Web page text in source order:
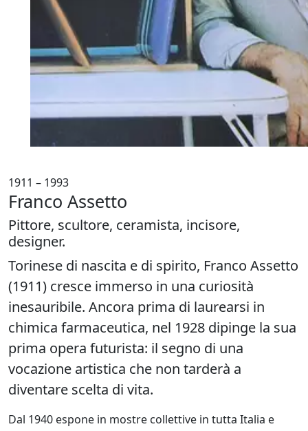
1911 – 1993
Franco Assetto
Pittore, scultore, ceramista, incisore,
designer.
Torinese di nascita e di spirito, Franco Assetto
(1911) cresce immerso in una curiosità
inesauribile. Ancora prima di laurearsi in
chimica farmaceutica, nel 1928 dipinge la sua
prima opera futurista: il segno di una
vocazione artistica che non tarderà a
diventare scelta di vita.
Dal 1940 espone in mostre collettive in tutta Italia e